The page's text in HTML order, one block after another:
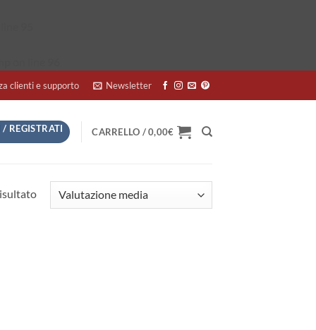
clienti e supporto Newsletter
REGISTRATI CARRELLO /0,00€